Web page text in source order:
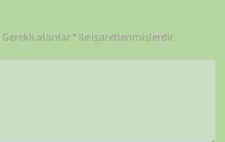
Gerekli alanlar * ile işaretlenmişlerdir